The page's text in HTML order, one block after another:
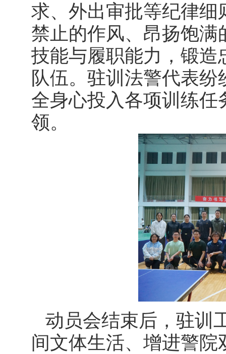
求、外出审批等纪律
禁止的作风、昂扬饱
技能与履职能力，锻
队伍。驻训法警代表
全身心投入各项训练
领。
动员会结束后，驻训
间文体生活、增进警